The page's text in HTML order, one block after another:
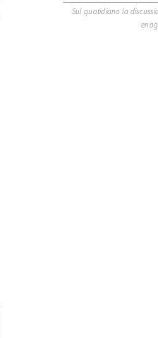
Sul quotidiano la